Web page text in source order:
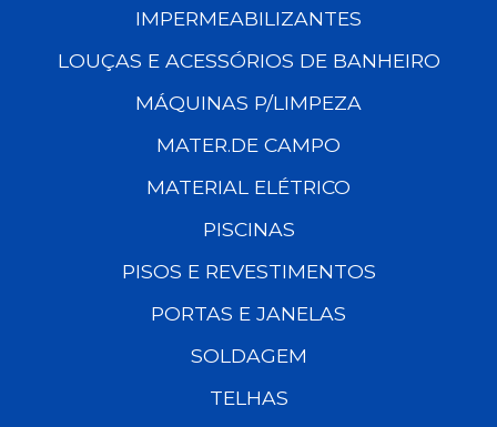
IMPERMEABILIZANTES
LOUÇAS E ACESSÓRIOS DE BANHEIRO
MÁQUINAS P/LIMPEZA
MATER.DE CAMPO
MATERIAL ELÉTRICO
PISCINAS
PISOS E REVESTIMENTOS
PORTAS E JANELAS
SOLDAGEM
TELHAS